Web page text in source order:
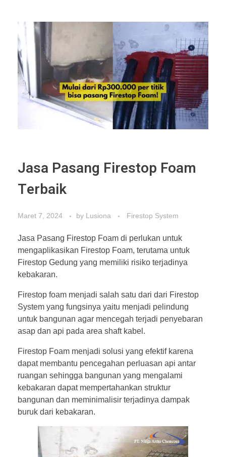
Jasa Pasang Firestop Foam
Terbaik
Maret 7, 2024 by Lusiona Firestop System
Jasa Pasang Firestop Foam di perlukan untuk
mengaplikasikan Firestop Foam, terutama untuk
Firestop Gedung yang memiliki risiko terjadinya
kebakaran.
Firestop foam menjadi salah satu dari dari Firestop
System yang fungsinya yaitu menjadi pelindung
untuk bangunan agar mencegah terjadi penyebaran
asap dan api pada area shaft kabel.
Firestop Foam menjadi solusi yang efektif karena
dapat membantu pencegahan perluasan api antar
ruangan sehingga bangunan yang mengalami
kebakaran dapat mempertahankan struktur
bangunan dan meminimalisir terjadinya dampak
buruk dari kebakaran.